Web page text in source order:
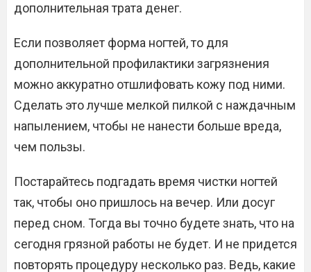
дополнительная трата денег.
Если позволяет форма ногтей, то для
дополнительной профилактики загрязнения
можно аккуратно отшлифовать кожу под ними.
Сделать это лучше мелкой пилкой с наждачным
напылением, чтобы не нанести больше вреда,
чем пользы.
Постарайтесь подгадать время чистки ногтей
так, чтобы оно пришлось на вечер. Или досуг
перед сном. Тогда вы точно будете знать, что на
сегодня грязной работы не будет. И не придется
повторять процедуру несколько раз. Ведь, какие